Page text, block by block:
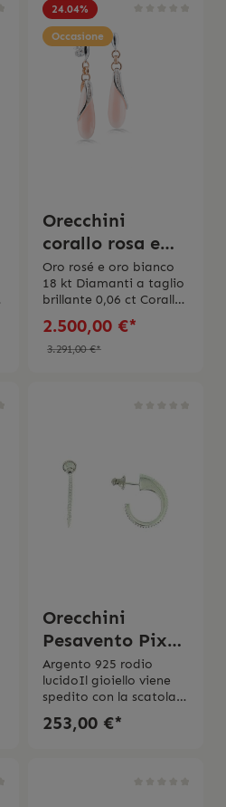
24.04%
Occasione
Orecchini
corallo rosa e
diamanti silvia
kelly
Oro rosé e oro bianco
18 kt Diamanti a taglio
brillante 0,06 ct Corallo
2.500,00 €*
3.291,00 €*
Orecchini
Pesavento Pixel
rodio lucido
Argento 925 rodio
lucidoIl gioiello viene
spedito con la scatola
originaleMade in italy
253,00 €*